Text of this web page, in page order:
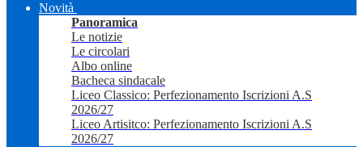
Novità
Panoramica
Le notizie
Le circolari
Albo online
Bacheca sindacale
Liceo Classico: Perfezionamento Iscrizioni A.S
2026/27
Liceo Artisitco: Perfezionamento Iscrizioni A.S
2026/27